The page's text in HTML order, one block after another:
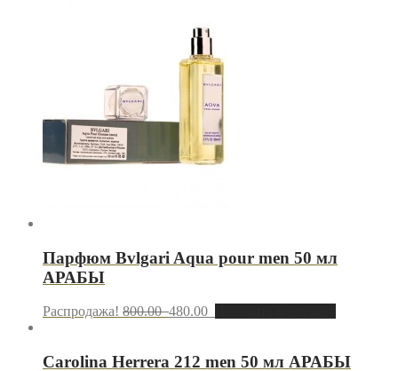
Парфюм Bvlgari Aqua pour men 50 мл
АРАБЫ
Распродажа! 800.00480.00
Carolina Herrera 212 men 50 мл АРАБЫ